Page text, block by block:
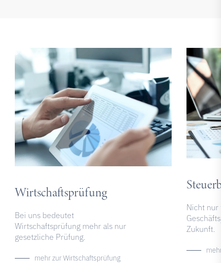
Wirtschaftsprüfung
Bei uns bedeutet
Wirtschaftsprüfung mehr als nur
gesetzliche Prüfung.
mehr zur Wirtschaftsprüfung
Nicht nur
Zukunft.